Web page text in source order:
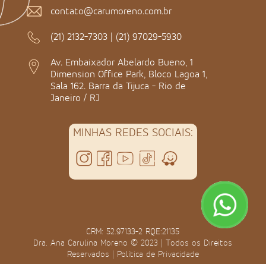
contato@carumoreno.com.br
(21) 2132-7303 | (21) 97029-5930
Av. Embaixador Abelardo Bueno, 1
Dimension Office Park, Bloco Lagoa 1,
Sala 162. Barra da Tijuca - Rio de
Janeiro / RJ
MINHAS REDES SOCIAIS:
CRM: 52.97133-2 RQE:21135
Dra. Ana Carulina Moreno © 2023 | Todos os Direitos
Reservados | Política de Privacidade